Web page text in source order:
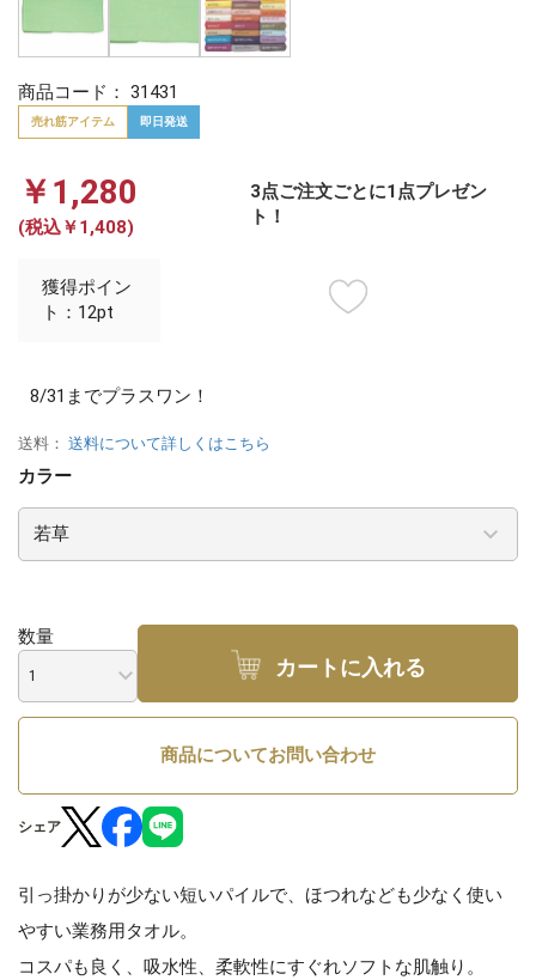
商品コード： 31431
売れ筋アイテム 即日発送
￥1,280
(税込￥1,408)
3点ご注文ごとに1点プレゼン
ト！
獲得ポイン
ト：12pt
8/31までプラスワン！
送料： 送料について詳しくはこちら
カラー
数量
カートに入れる
商品についてお問い合わせ
シェア
引っ掛かりが少ない短いパイルで、ほつれなども少なく使い
やすい業務用タオル。
コスパも良く、吸水性、柔軟性にすぐれソフトな肌触り。